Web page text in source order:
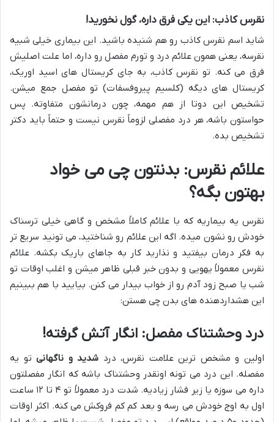
نقرس کاذب: این یکی فرق داره، گول نخورید!
شاید اسم نقرس کاذب رو هم شنیده باشید. این بیماری خیلی شبیه
نقرسه، یعنی همون علائم درد و تورم مفصل رو داره، اما علت اصلیش
فرق می کنه. تو نقرس کاذب، به جای کریستال های اسید اوریک،
کریستال های دیگه (کلسیم پیروفسفات) تو مفصل جمع میشن.
تشخیص این دوتا از هم مهمه، چون درمانشون متفاوته. پس
حواستون باشه، هر درد مفصلی لزوماً نقرس نیست و حتماً باید دکتر
تشخیص بده.
علائم نقرس: بدنتون چی می خواد
بهتون بگه؟
نقرس یه بیماریه که با علائم کاملاً مشخص و گاهی خیلی ترسناک
خودش رو نشون میده. اگه این علائم رو شناختید، می تونید سریع تر
به فکر درمان بیفتید و نذارید کار به جاهای باریک بکشه. علائم
نقرس معمولاً یهویی و بدون خبر قبلی ظاهر میشن و اغلب اوقات تو
شب یا صبح زود آدم رو از خواب بیدار می کنن. بیایید با هم ببینیم
این هشداردهنده های بدن چی هستن:
درد وحشتناک مفصل: انگار آتش گرفته!
اولین و مشخص ترین علامت نقرس، درد شدید و ناگهانیتو یه
مفصله. این درد می تونه اونقدر وحشتناک باشه که انگار مفصلتون
داره می سوزه یا زیر فشار زیادیه. شدت درد معمولاً تو ۴ تا ۱۲ ساعت
اول به اوج خودش می رسه و بعد کم کم فروکش می کنه. اکثر اوقات